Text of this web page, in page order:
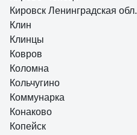
Кировск Ленинградская обл.
Клин
Клинцы
Ковров
Коломна
Кольчугино
Коммунарка
Конаково
Копейск